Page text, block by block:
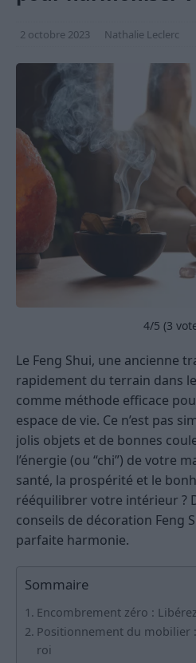
2 octobre 2023 Nathalie Leclerc
4/5 (3
Le Feng Shui, une ancienne
rapidement du terrain dans
comme méthode efficace
espace de vie. Ce n’est pas
jolis objets et de bonnes
l’énergie (ou “chi”) de votre
santé, la prospérité et le
rééquilibrer votre intérieur ?
conseils de décoration Feng
parfaite harmonie.
Sommaire
Encombrement zéro : Libérez
Positionnement du mobilier
roi